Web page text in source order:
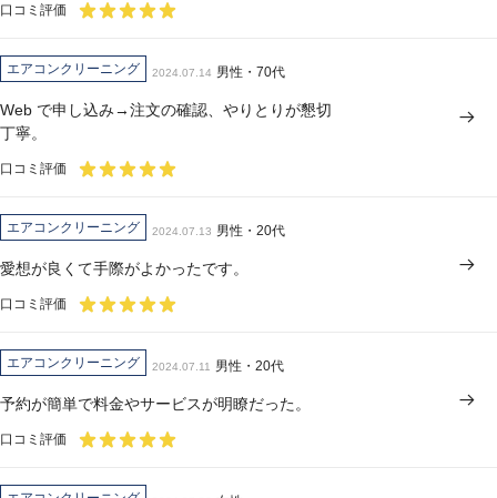
口コミ評価
エアコンクリーニング 2024.07.14 男性・70代
Web で申し込み→注文の確認、やりとりが懇切
丁寧。
口コミ評価
エアコンクリーニング 2024.07.13 男性・20代
愛想が良くて手際がよかったです。
口コミ評価
エアコンクリーニング 2024.07.11 男性・20代
予約が簡単で料金やサービスが明瞭だった。
口コミ評価